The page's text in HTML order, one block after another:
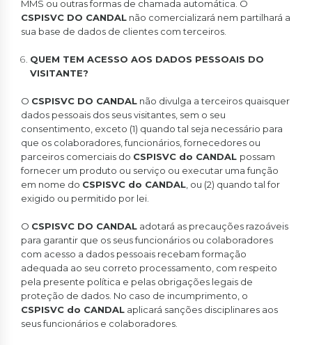
MMS ou outras formas de chamada automática. O
CSPISVC DO CANDAL não comercializará nem partilhará a
sua base de dados de clientes com terceiros.
QUEM TEM ACESSO AOS DADOS PESSOAIS DO
VISITANTE?
O CSPISVC DO CANDAL não divulga a terceiros quaisquer
dados pessoais dos seus visitantes, sem o seu
consentimento, exceto (1) quando tal seja necessário para
que os colaboradores, funcionários, fornecedores ou
parceiros comerciais do CSPISVC do CANDAL possam
fornecer um produto ou serviço ou executar uma função
em nome do CSPISVC do CANDAL, ou (2) quando tal for
exigido ou permitido por lei.
O CSPISVC DO CANDAL adotará as precauções razoáveis
para garantir que os seus funcionários ou colaboradores
com acesso a dados pessoais recebam formação
adequada ao seu correto processamento, com respeito
pela presente política e pelas obrigações legais de
proteção de dados. No caso de incumprimento, o
CSPISVC do CANDAL aplicará sanções disciplinares aos
seus funcionários e colaboradores.